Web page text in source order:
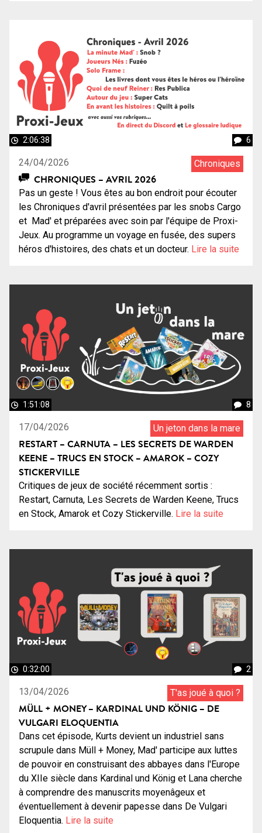
2:06:38 6
24/04/2026 Chroniques
CHRONIQUES – AVRIL 2026
Pas un geste ! Vous êtes au bon endroit pour écouter
les Chroniques d'avril présentées par les snobs Cargo
et Mad' et préparées avec soin par l'équipe de Proxi-
Jeux. Au programme un voyage en fusée, des supers
héros d'histoires, des chats et un docteur. Lire la suite
1:51:08 8
17/04/2026 Un jeton dans la mare
RESTART – CARNUTA – LES SECRETS DE WARDEN
KEENE – TRUCS EN STOCK – AMAROK – COZY
STICKERVILLE
Critiques de jeux de société récemment sortis :
Restart, Carnuta, Les Secrets de Warden Keene, Trucs
en Stock, Amarok et Cozy Stickerville. Lire la suite
0:32:00 2
13/04/2026 T'as joué à quoi ?
MÜLL + MONEY – KARDINAL UND KÖNIG – DE
VULGARI ELOQUENTIA
Dans cet épisode, Kurts devient un industriel sans
scrupule dans Müll + Money, Mad' participe aux luttes
de pouvoir en construisant des abbayes dans l'Europe
du XIIe siècle dans Kardinal und König et Lana cherche
à comprendre des manuscrits moyenâgeux et
éventuellement à devenir papesse dans De Vulgari
Eloquentia. Lire la suite